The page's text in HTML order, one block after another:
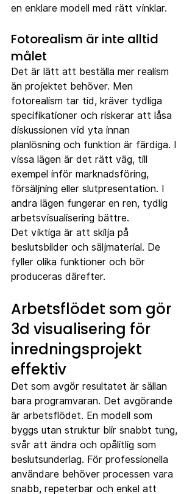
en enklare modell med rätt vinklar.
Fotorealism är inte alltid
målet
Det är lätt att beställa mer realism
än projektet behöver. Men
fotorealism tar tid, kräver tydliga
specifikationer och riskerar att låsa
diskussionen vid yta innan
planlösning och funktion är färdiga. I
vissa lägen är det rätt väg, till
exempel inför marknadsföring,
försäljning eller slutpresentation. I
andra lägen fungerar en ren, tydlig
arbetsvisualisering bättre.
Det viktiga är att skilja på
beslutsbilder och säljmaterial. De
fyller olika funktioner och bör
produceras därefter.
Arbetsflödet som gör
3d visualisering för
inredningsprojekt
effektiv
Det som avgör resultatet är sällan
bara programvaran. Det avgörande
är arbetsflödet. En modell som
byggs utan struktur blir snabbt tung,
svår att ändra och opålitlig som
beslutsunderlag. För professionella
användare behöver processen vara
snabb, repeterbar och enkel att